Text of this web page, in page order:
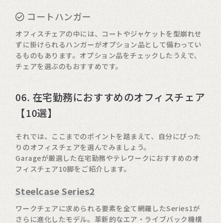
コートハンガー
オフィスチェアの中には、コートやジャケットを型崩れせ
ずに掛けられるハンガーがオプション品として備わってい
るものもあります。オプション品をチェックしたうえで、
チェアを選ぶのもおすすめです。
06. 在宅勤務におすすめのオフィスチェア
【10選】
それでは、ここまでのポイントを踏まえて、自分にぴった
りのオフィスチェアを選んでみましょう。
Garageが厳選した在宅勤務やテレワークにおすすめのオ
フィスチェア10脚をご紹介します。
Steelcase Series2
ワークチェアに求められる要素を全て網羅したSeries1が
さらに進化したモデル。革新的なエア・ライブバック機構